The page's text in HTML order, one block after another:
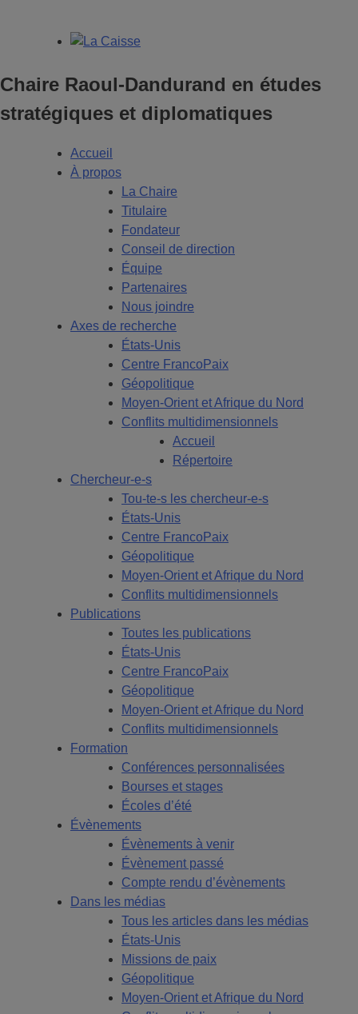
Chaire Raoul-Dandurand en études
stratégiques et diplomatiques
Accueil
À propos
La Chaire
Titulaire
Fondateur
Conseil de direction
Équipe
Partenaires
Nous joindre
Axes de recherche
États-Unis
Centre FrancoPaix
Géopolitique
Moyen-Orient et Afrique du Nord
Conflits multidimensionnels
Accueil
Répertoire
Chercheur-e-s
Tou-te-s les chercheur-e-s
États-Unis
Centre FrancoPaix
Géopolitique
Moyen-Orient et Afrique du Nord
Conflits multidimensionnels
Publications
Toutes les publications
États-Unis
Centre FrancoPaix
Géopolitique
Moyen-Orient et Afrique du Nord
Conflits multidimensionnels
Formation
Conférences personnalisées
Bourses et stages
Écoles d’été
Évènements
Évènements à venir
Évènement passé
Compte rendu d’évènements
Dans les médias
Tous les articles dans les médias
États-Unis
Missions de paix
Géopolitique
Moyen-Orient et Afrique du Nord